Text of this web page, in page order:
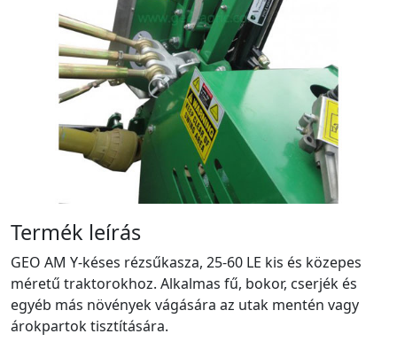
Termék leírás
GEO AM Y-késes rézsűkasza, 25-60 LE kis és közepes
méretű traktorokhoz. Alkalmas fű, bokor, cserjék és
egyéb más növények vágására az utak mentén vagy
árokpartok tisztítására.